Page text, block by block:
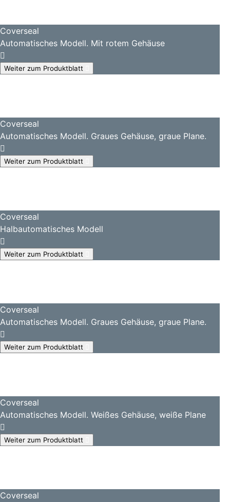
Coverseal
Automatisches Modell. Mit rotem Gehäuse
Weiter zum Produktblatt
Coverseal
Automatisches Modell. Graues Gehäuse, graue Plane.
Weiter zum Produktblatt
Coverseal
Halbautomatisches Modell
Weiter zum Produktblatt
Coverseal
Automatisches Modell. Graues Gehäuse, graue Plane.
Weiter zum Produktblatt
Coverseal
Automatisches Modell. Weißes Gehäuse, weiße Plane
Weiter zum Produktblatt
Coverseal